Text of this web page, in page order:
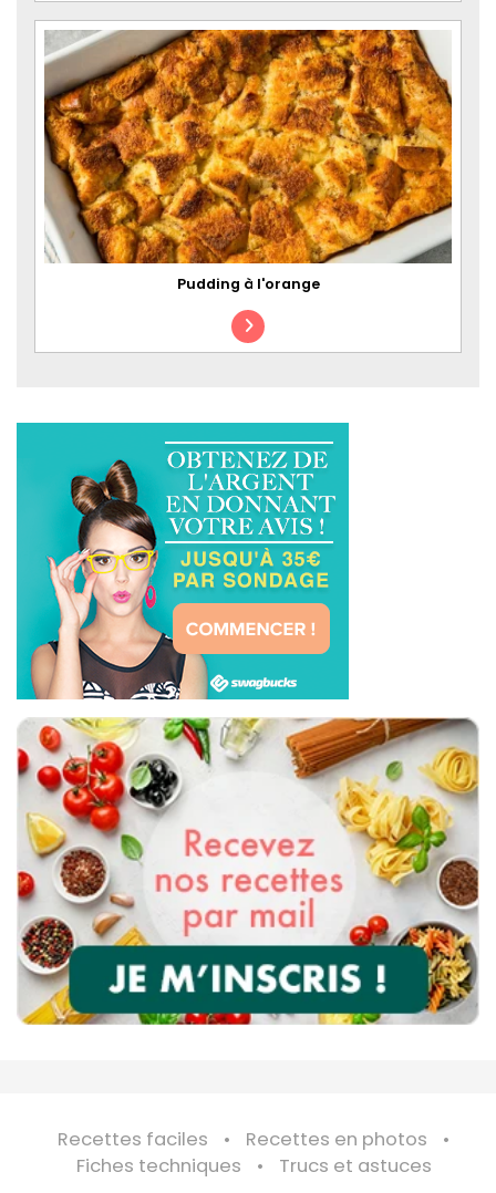
Pudding à l'orange
Recettes faciles
Recettes en photos
Fiches techniques
Trucs et astuces